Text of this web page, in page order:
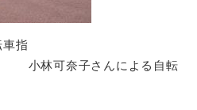
指
さんによる自転